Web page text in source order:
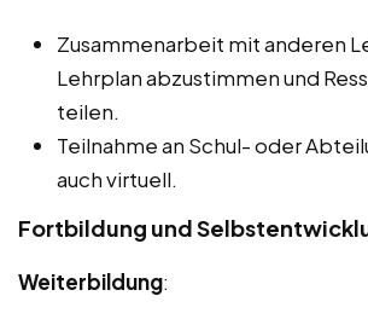
Zusammenarbeit mit anderen
Lehrplan abzustimmen und
teilen.
Teilnahme an Schul- oder
auch virtuell.
Fortbildung und
Weiterbildung: